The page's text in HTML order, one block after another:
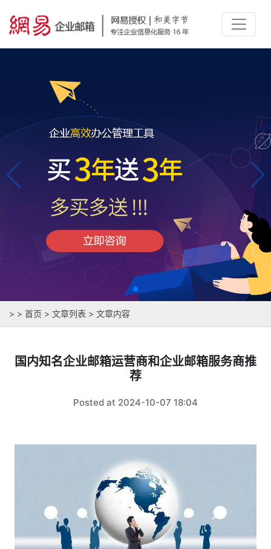
> > 首页 > 文章列表 > 文章内容
国内知名企业邮箱运营商和企业邮箱服务商推
荐
Posted at 2024-10-07 18:04